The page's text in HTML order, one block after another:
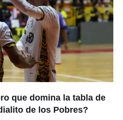
que domina la tabla de
de los Pobres?